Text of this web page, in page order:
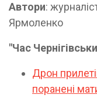
Автори:
Ярмоленко
"Час
Дрон
поранені